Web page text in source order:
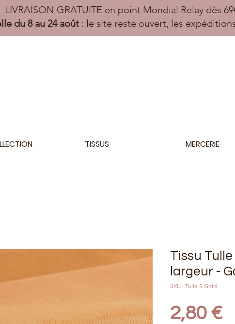
LIVRAISON GRATUITE en point Mondial Relay dès
du 8 au 24 août: le site reste ouvert, les
TISSUS MERCERIE
Tissu
largeur -
SKU : Tulle S Gold
2,80 €